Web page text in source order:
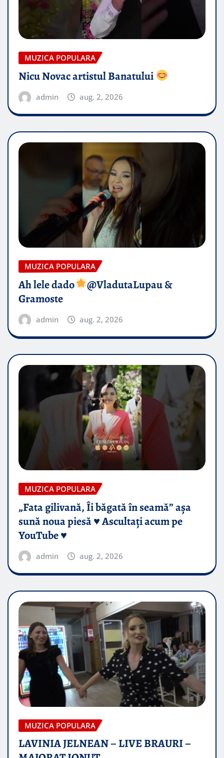
MUZICA POPULARA
Nicu Novac artistul Banatului
admin aug. 2, 2026
MUZICA POPULARA
Ah lele dado​
@VladutaLupau &
Gramoste
admin aug. 2, 2026
MUZICA POPULARA
„Fata gilivană, Îi băgată în seamă” așa
sună noua piesă ♥️ Ascultați acum pe
YouTube ♥️
admin aug. 2, 2026
MUZICA POPULARA
LAVINIA JELNEAN – LIVE BRAURI –